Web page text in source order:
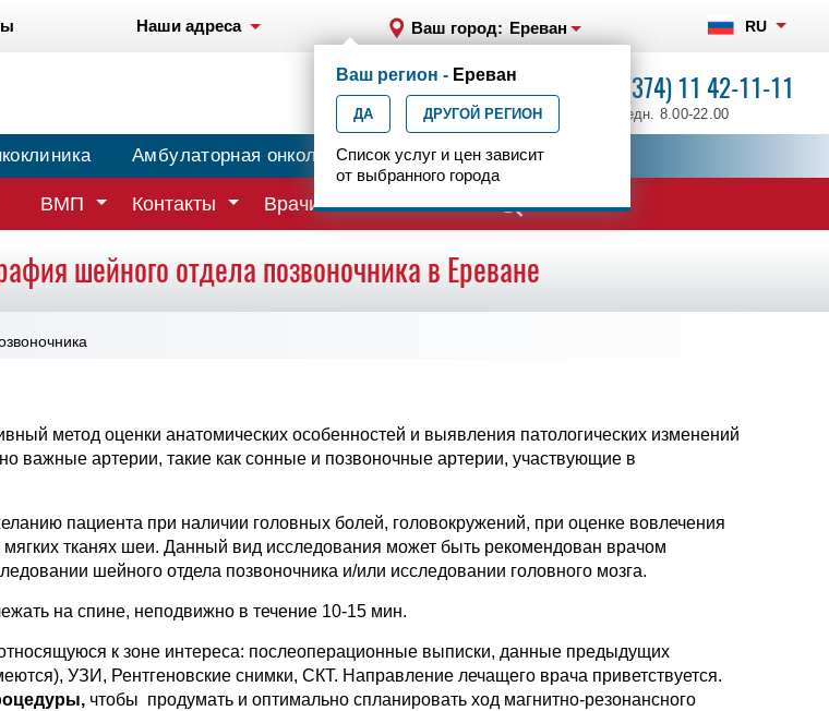
Наши адреса Ваш город: Ереван RU
+7 (374) 11 42-11-11
ежедн. 8.00-22.00
Ваш регион - Ереван
ДА ДРУГОЙ РЕГИОН
Список услуг и цен зависит
от выбранного города
Амбулаторная онкология Центр эпилептологии
ВМП Контакты Врачи
шейного отдела позвоночника в Ереване
метод оценки анатомических особенностей и выявления патологических изменений
важные артерии, такие как сонные и позвоночные артерии, участвующие в
пациента при наличии головных болей, головокружений, при оценке вовлечения
тканях шеи. Данный вид исследования может быть рекомендован врачом
шейного отдела позвоночника и/или исследовании головного мозга.
на спине, неподвижно в течение 10-15 мин.
к зоне интереса: послеоперационные выписки, данные предыдущих
УЗИ, Рентгеновские снимки, СКТ. Направление лечащего врача приветствуется.
чтобы продумать и оптимально спланировать ход магнитно-резонансного